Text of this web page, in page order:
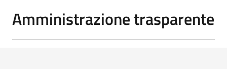
Amministrazione trasparente